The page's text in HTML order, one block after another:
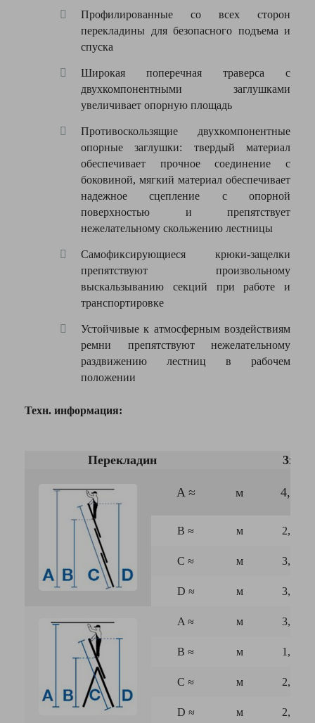
Профилированные со всех сторон
перекладины для безопасного подъема и
спуска
Широкая поперечная траверса с
двухкомпонентными заглушками
увеличивает опорную площадь
Противоскользящие двухкомпонентные
опорные заглушки: твердый материал
обеспечивает прочное соединение с
боковиной, мягкий материал обеспечивает
надежное сцепление с опорной
поверхностью и препятствует
нежелательному скольжению лестницы
Самофиксирующиеся крюки-защелки
препятствуют произвольному
выскальзыванию секций при работе и
транспортировке
Устойчивые к атмосферным воздействиям
ремни препятствуют нежелательному
раздвижению лестниц в рабочем
положении
Техн. информация:
Перекладин 3х6
A≈ м 4,55
B ≈ м 2,55
C ≈ м 3,65
D ≈ м 3,45
A ≈ м 3,20
B ≈ м 1,20
C ≈ м 2,50
D ≈ м 2,40
13.5
кг
Corda
трансформер
промышленное
27
алюминий
3
Есть
Нет
Нет
Оставить
данного сайта